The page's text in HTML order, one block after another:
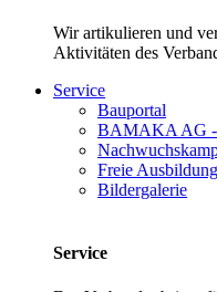
Wir artikulieren und
Aktivitäten des
Service
Bauportal
BAMAKA AG -
Freie
Bildergalerie
Service